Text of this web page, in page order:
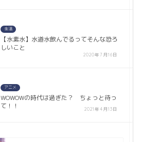
生活
【水素水】水道水飲んでるってそんな恐ろ
しいこと
2020年7月16日
アニメ
WOWOWの時代は過ぎた？ ちょっと待っ
て！！
2021年4月13日